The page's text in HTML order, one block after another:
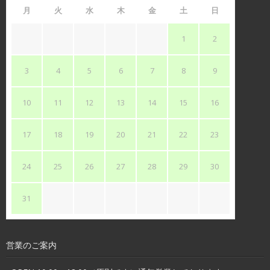
月 火 水 木 金 土 日
1 2
3 4 5 6 7 8 9
10 11 12 13 14 15 16
17 18 19 20 21 22 23
24 25 26 27 28 29 30
31
営業のご案内